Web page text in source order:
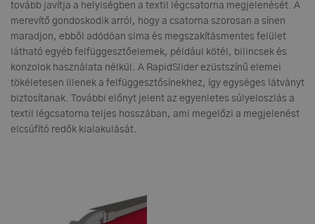
tovább javítja a helyiségben a textil légcsatorna megjelenését. A
merevítő gondoskodik arról, hogy a csatorna szorosan a sínen
maradjon, ebből adódóan sima és megszakításmentes felület
látható egyéb felfüggesztőelemek, például kötél, bilincsek és
konzolok használata nélkül. A RapidSlider ezüstszínű elemei
tökéletesen illenek a felfüggesztősínekhez, így egységes látványt
biztosítanak. További előnyt jelent az egyenletes súlyeloszlás a
textil légcsatorna teljes hosszában, ami megelőzi a megjelenést
elcsúfító redők kialakulását.